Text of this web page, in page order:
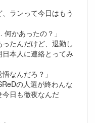
ランって今日はもう
かあったの？」
ったんだけど、退勤し
本人に連絡とってみ
なんだろ？」
の人選が終わんな
日も徹夜なんだ